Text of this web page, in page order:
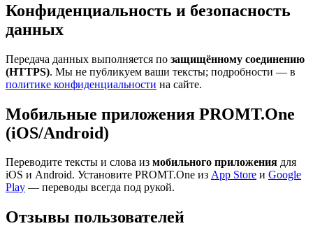
Конфиденциальность и безопасность
данных
Передача данных выполняется по защищённому соединению
(HTTPS). Мы не публикуем ваши тексты; подробности — в
политике конфиденциальности на сайте.
Мобильные приложения PROMT.One
(iOS/Android)
Переводите тексты и слова из мобильного приложения для
iOS и Android. Установите PROMT.One из App Store и Google
Play — переводы всегда под рукой.
Отзывы пользователей